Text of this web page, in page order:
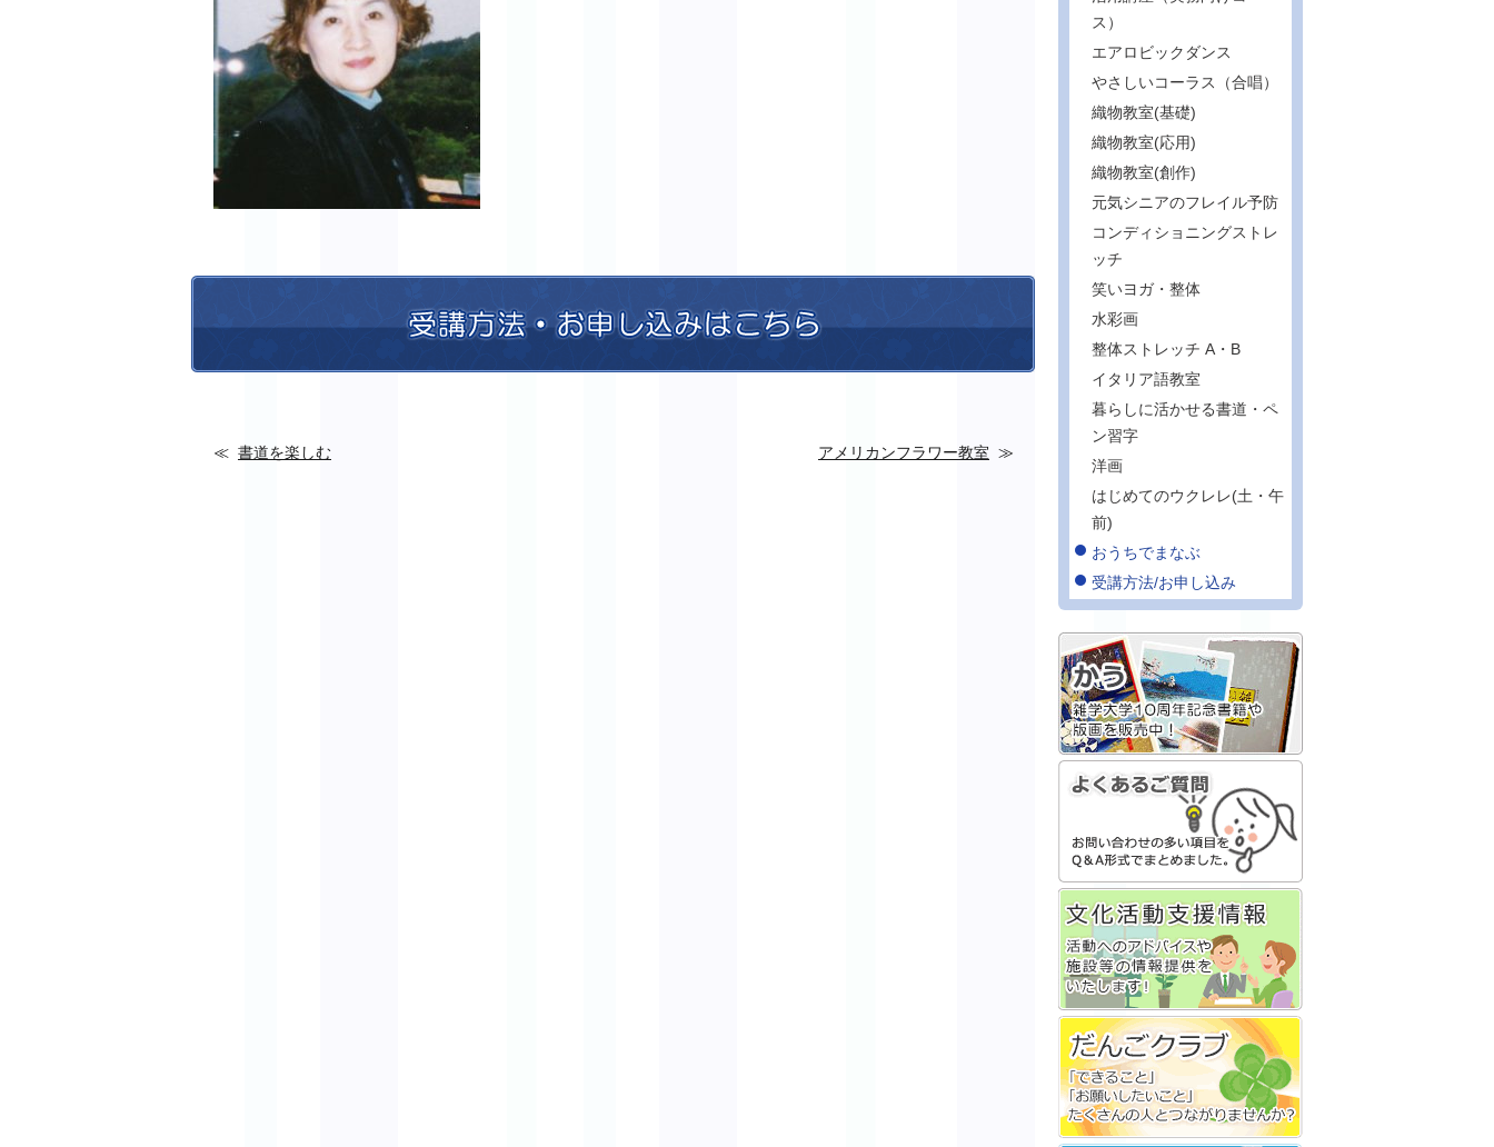
書道を楽しむ アメリカンフラワー教室
ス）
エアロビックダンス
やさしいコーラス（合唱）
織物教室(基礎)
織物教室(応用)
織物教室(創作)
元気シニアのフレイル予防
コンディショニングストレ
ッチ
笑いヨガ・整体
水彩画
整体ストレッチ A・B
イタリア語教室
暮らしに活かせる書道・ペ
ン習字
洋画
はじめてのウクレレ(土・午
前)
おうちでまなぶ
受講方法/お申し込み